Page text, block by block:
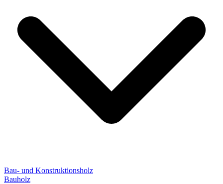
Bau- und Konstruktionsholz
Bauholz